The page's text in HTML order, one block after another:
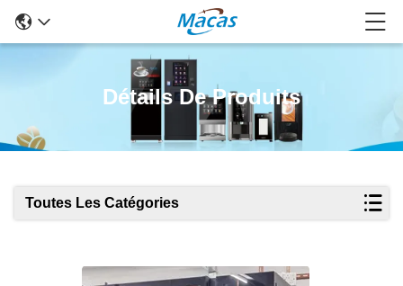
Détails De Produits
Toutes Les Catégories